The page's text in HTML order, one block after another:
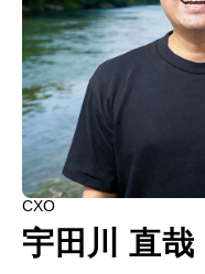
CXO
宇田川 直哉